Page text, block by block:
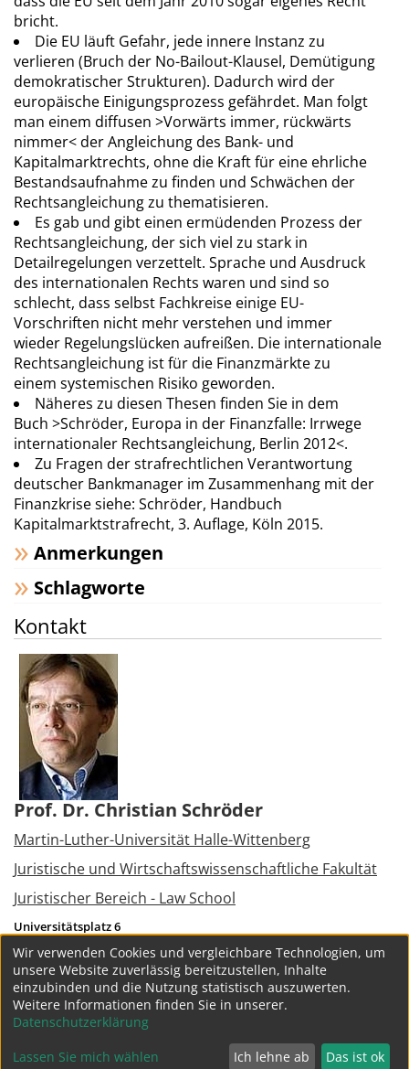
bricht.
Die EU läuft Gefahr, jede innere Instanz zu
verlieren (Bruch der No-Bailout-Klausel, Demütigung
demokratischer Strukturen). Dadurch wird der
europäische Einigungsprozess gefährdet. Man folgt
man einem diffusen >Vorwärts immer, rückwärts
nimmer< der Angleichung des Bank- und
Kapitalmarktrechts, ohne die Kraft für eine ehrliche
Bestandsaufnahme zu finden und Schwächen der
Rechtsangleichung zu thematisieren.
Es gab und gibt einen ermüdenden Prozess der
Rechtsangleichung, der sich viel zu stark in
Detailregelungen verzettelt. Sprache und Ausdruck
des internationalen Rechts waren und sind so
schlecht, dass selbst Fachkreise einige EU-
Vorschriften nicht mehr verstehen und immer
wieder Regelungslücken aufreißen. Die internationale
Rechtsangleichung ist für die Finanzmärkte zu
einem systemischen Risiko geworden.
Näheres zu diesen Thesen finden Sie in dem
Buch >Schröder, Europa in der Finanzfalle: Irrwege
internationaler Rechtsangleichung, Berlin 2012<.
Zu Fragen der strafrechtlichen Verantwortung
deutscher Bankmanager im Zusammenhang mit der
Finanzkrise siehe: Schröder, Handbuch
Kapitalmarktstrafrecht, 3. Auflage, Köln 2015.
Anmerkungen
Schlagworte
Kontakt
Prof. Dr. Christian Schröder
Martin-Luther-Universität Halle-Wittenberg
Juristische und Wirtschaftswissenschaftliche Fakultät
Juristischer Bereich - Law School
Universitätsplatz 6
06108
Halle (Saale)
Tel.:
+49 345 5523121
schroeder(at)jura.uni-halle.de
weitere Projekte
Wir verwenden Cookies und vergleichbare Technologien, um
unsere Website zuverlässig bereitzustellen, Inhalte
einzubinden und die Nutzung statistisch auszuwerten.
Weitere Informationen finden Sie in unserer.
Datenschutzerklärung
Lassen Sie mich wählen Ich lehne ab Das ist ok